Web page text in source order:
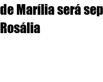
de Marília será
Rosália